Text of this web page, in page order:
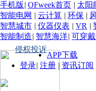
手机版 | OFweek首页 | 太阳
智能电网 | 云计算 | 环保 |
智慧城市 | 仪器仪表 | VR |
智能制造| 智慧海洋| 可穿
侵权投诉
APP下载
登录| 注册 | 资讯订阅